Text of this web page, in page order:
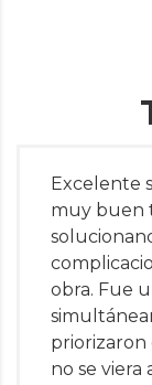
Excelente
muy buen
obra. Fue
no se viera